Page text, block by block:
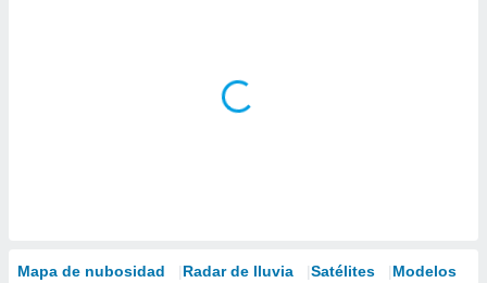
Mapa de nubosidad Radar de lluvia Satélites Modelos